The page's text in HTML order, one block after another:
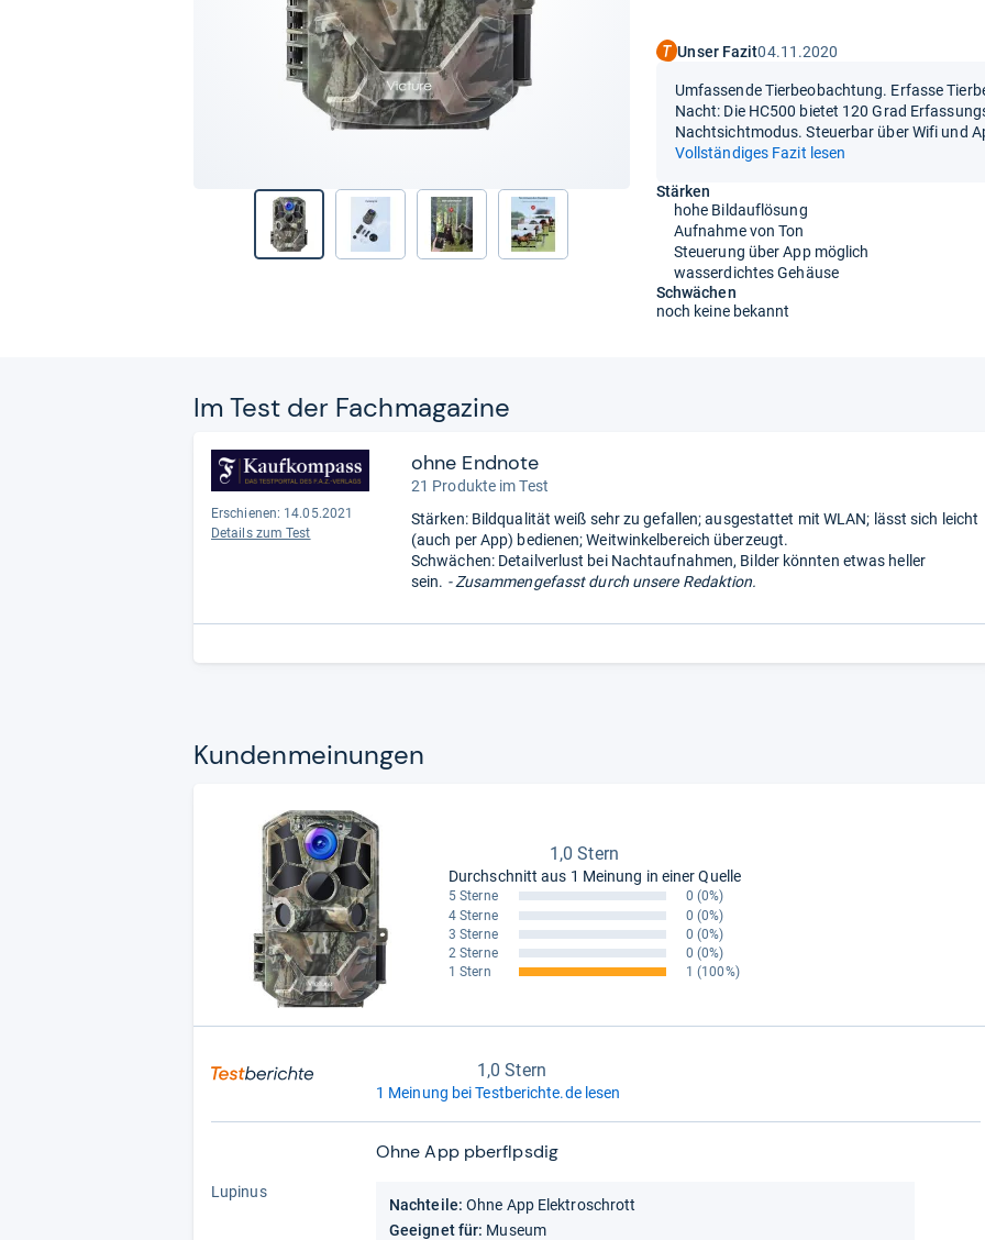
Unser Fazit04.11.2020
Umfassende Tierbeobachtung. Erfasse
Nacht: Die HC500 bietet 120 Grad
Nachtsichtmodus. Steuerbar über Wifi und
Vollständiges Fazit lesen
Stärken
hohe Bildauflösung
Aufnahme von Ton
Steuerung über App möglich
wasserdichtes Gehäuse
Schwächen
noch keine bekannt
Im Test der Fach­ma­ga­zine
Erschienen: 14.05.2021
Details zum Test
ohne Endnote
21 Produkte im Test
Stärken: Bildqualität weiß sehr zu gefallen; ausgestattet mit WLAN; lässt sich leicht
(auch per App) bedienen; Weitwinkelbereich überzeugt.
Schwächen: Detailverlust bei Nachtaufnahmen, Bilder könnten etwas heller
sein. - Zusammengefasst durch unsere Redaktion.
Kun­den­mei­nun­gen
1,0 Stern
Durchschnitt aus 1 Meinung in einer Quelle
5 Sterne 0 (0%)
4 Sterne
0 (0%)
3 Sterne
0 (0%)
2 Sterne
0 (0%)
1 Stern
1 (100%)
1,0 Stern
1 Meinung bei Testberichte.de lesen
von
Lupinus
Ohne App pberflpsdig
Nachteile: Ohne App Elektroschrott
Geeignet für: Museum